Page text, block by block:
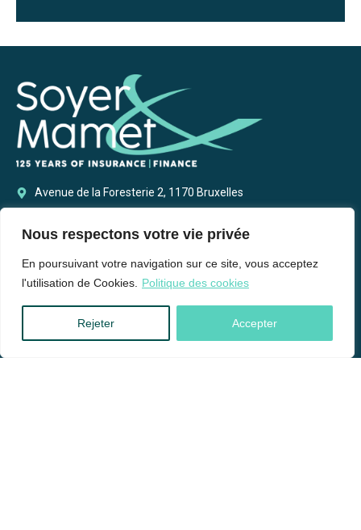
Nous respectons votre vie privée
En poursuivant votre navigation sur ce site, vous acceptez
l'utilisation de Cookies.
Politique des cookies
Rejeter Accepter
Avenue de la Foresterie 2, 1170 Bruxelles
info@soyermamet.be